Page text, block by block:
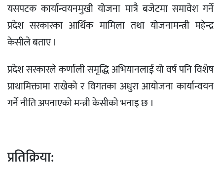
यसपटक कार्यान्वयनमुखी योजना मात्रै बजेटमा समावेश गर्ने
प्रदेश सरकारका आर्थिक मामिला तथा योजनामन्त्री महेन्द्र
केसीले बताए ।
प्रदेश सरकारले कर्णाली समृद्धि अभियानलाई यो वर्ष पनि विशेष
प्राथामिक्तामा राखेको र विगतका अधुरा आयोजना कार्यान्वयन
गर्ने नीति अपनाएको मन्त्री केसीको भनाइ छ ।
प्रतिक्रिया: